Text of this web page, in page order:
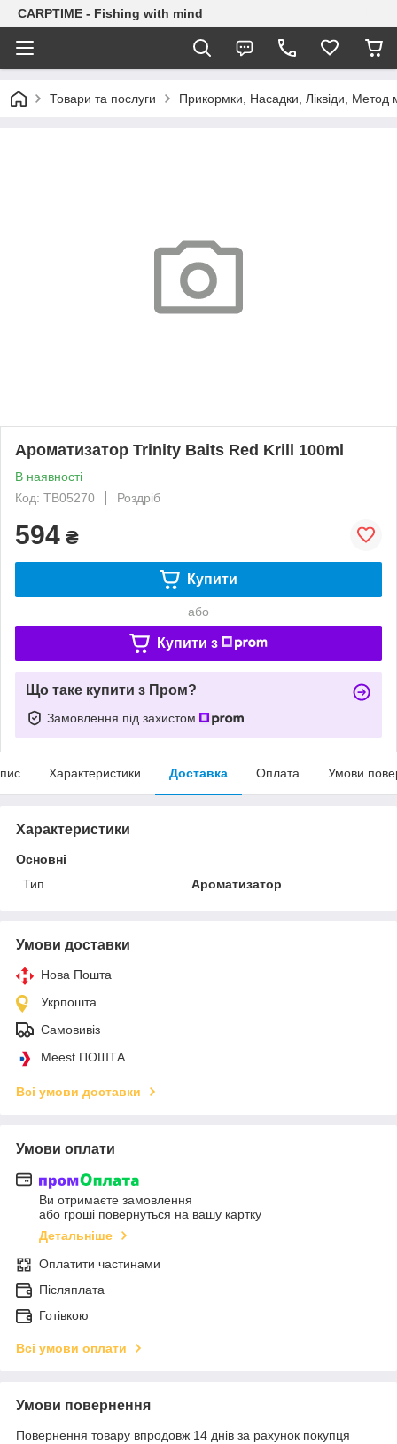
CARPTIME - Fishing with mind
Товари та послуги Прикормки, Насадки, Ліквіди, Метод
Ароматизатор Trinity Baits Red Krill 100ml
В наявності
Код: TB05270
Роздріб
594 ₴
Купити
або
Купити з
Що таке купити з Пром?
Замовлення під захистом
Характеристики Доставка Оплата Умови
Характеристики
Основні
Тип
Ароматизатор
Умови доставки
Нова Пошта
Укрпошта
Самовивіз
Meest ПОШТА
Всі умови доставки
Умови оплати
Ви отримаєте замовлення
або гроші повернуться на вашу картку
Детальніше
Оплатити частинами
Післяплата
Готівкою
Всі умови оплати
Умови повернення
Повернення товару впродовж 14 днів за рахунок покупця